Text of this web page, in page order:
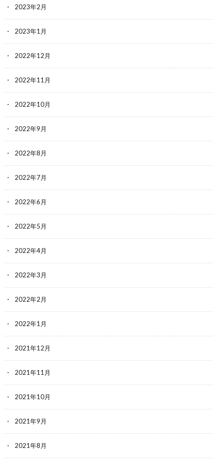
2023年2月
2023年1月
2022年12月
2022年11月
2022年10月
2022年9月
2022年8月
2022年7月
2022年6月
2022年5月
2022年4月
2022年3月
2022年2月
2022年1月
2021年12月
2021年11月
2021年10月
2021年9月
2021年8月